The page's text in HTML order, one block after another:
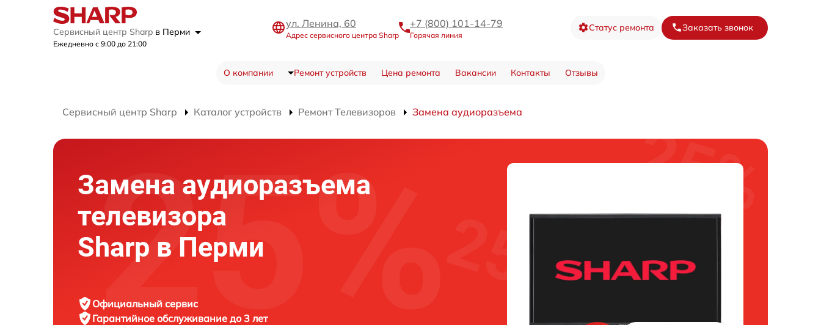
Сервисный центр Sharp в Перми
Ежедневно с 9:00 до 21:00
ул. Ленина, 60
Адрес сервисного центра Sharp
+7 (800) 101-14-79
Горячая линия
Статус ремонта Заказать звонок
О компании Ремонт устройств Цена ремонта Вакансии Контакты Отзывы
Сервисный центр Sharp Каталог устройств Ремонт Телевизоров Замена аудиоразъема
Замена аудиоразъема
телевизора
Sharp в Перми
Официальный сервис
Гарантийное обслуживание до 3 лет